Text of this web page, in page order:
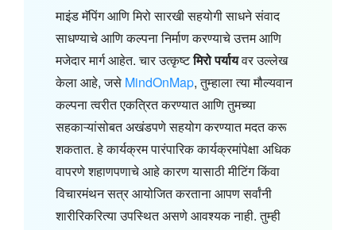
माइंड मॅपिंग आणि मिरो सारखी सहयोगी साधने संवाद
साधण्याचे आणि कल्पना निर्माण करण्याचे उत्तम आणि
मजेदार मार्ग आहेत. चार उत्कृष्टमिरो पर्यायवर उल्लेख
केला आहे, जसे MindOnMap, तुम्हाला त्या मौल्यवान
कल्पना त्वरीत एकत्रित करण्यात आणि तुमच्या
सहकाऱ्यांसोबत अखंडपणे सहयोग करण्यात मदत करू
शकतात. हे कार्यक्रम पारंपारिक कार्यक्रमांपेक्षा अधिक
वापरणे शहाणपणाचे आहे कारण यासाठी मीटिंग किंवा
विचारमंथन सत्र आयोजित करताना आपण सर्वांनी
शारीरिकरित्या उपस्थित असणे आवश्यक नाही. तुम्ही